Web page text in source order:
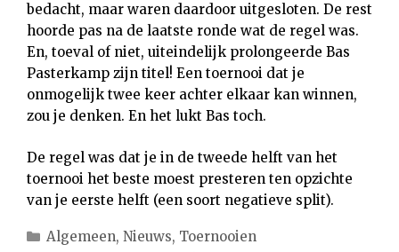
bedacht, maar waren daardoor uitgesloten. De rest
hoorde pas na de laatste ronde wat de regel was.
En, toeval of niet, uiteindelijk prolongeerde Bas
Pasterkamp zijn titel! Een toernooi dat je
onmogelijk twee keer achter elkaar kan winnen,
zou je denken. En het lukt Bas toch.
De regel was dat je in de tweede helft van het
toernooi het beste moest presteren ten opzichte
van je eerste helft (een soort negatieve split).
Categorieën
Algemeen, Nieuws, Toernooien